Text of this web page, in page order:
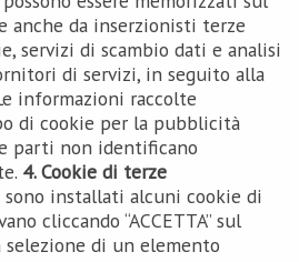
anche da inserzionisti terze
servizi di scambio dati e analisi
di servizi, in seguito alla
informazioni raccolte
di cookie per la pubblicità
parti non identificano
4. Cookie di terze
installati alcuni cookie di
cliccando “ACCETTA” sul
selezione di un elemento